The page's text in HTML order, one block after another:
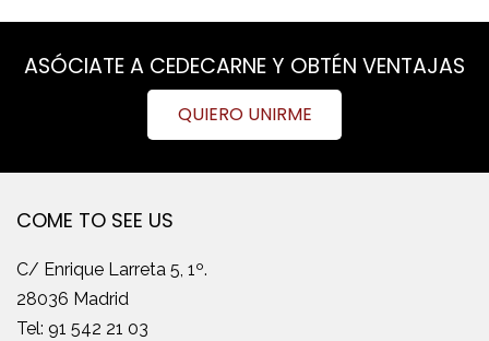
ASÓCIATE A CEDECARNE Y OBTÉN VENTAJAS
QUIERO UNIRME
COME TO SEE US
C/ Enrique Larreta 5, 1º.
28036 Madrid
Tel: 91 542 21 03